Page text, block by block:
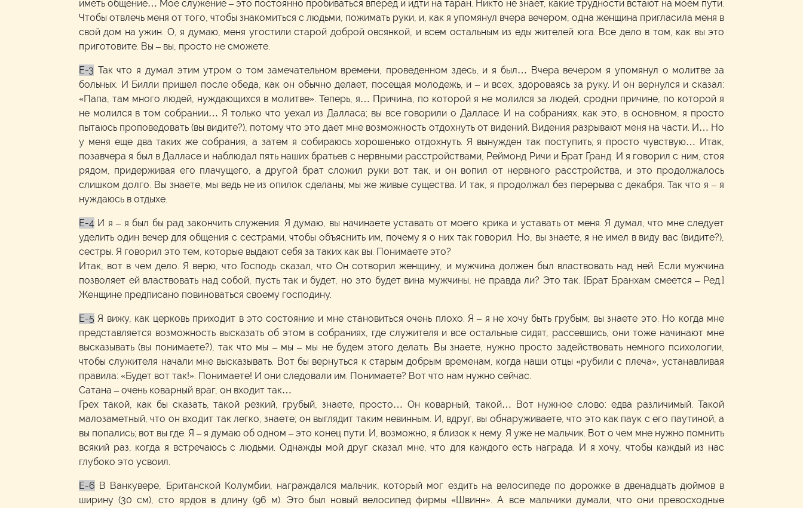
иметь общение… Мое служение – это постоянно пробиваться вперед и идти на таран. Никто не знает, какие трудности встают на моем пути.
Чтобы отвлечь меня от того, чтобы знакомиться с людьми, пожимать руки, и, как я упомянул вчера вечером, одна женщина пригласила меня в
свой дом на ужин. О, я думаю, меня угостили старой доброй овсянкой, и всем остальным из еды жителей юга. Все дело в том, как вы это
приготовите. Вы – вы, просто не сможете.
E-3 Так что я думал этим утром о том замечательном времени, проведенном здесь, и я был… Вчера вечером я упомянул о молитве за
больных. И Билли пришел после обеда, как он обычно делает, посещая молодежь, и – и всех, здороваясь за руку. И он вернулся и сказал:
«Папа, там много людей, нуждающихся в молитве». Теперь, я… Причина, по которой я не молился за людей, сродни причине, по которой я
не молился в том собрании… Я только что уехал из Далласа; вы все говорили о Далласе. И на собраниях, как это, в основном, я просто
пытаюсь проповедовать (вы видите?), потому что это дает мне возможность отдохнуть от видений. Видения разрывают меня на части. И… Но
у меня еще два таких же собрания, а затем я собираюсь хорошенько отдохнуть. Я вынужден так поступить; я просто чувствую… Итак,
позавчера я был в Далласе и наблюдал пять наших братьев с нервными расстройствами, Реймонд Ричи и Брат Гранд. И я говорил с ним, стоя
рядом, придерживая его плачущего, а другой брат сложил руки вот так, и он вопил от нервного расстройства, и это продолжалось
слишком долго. Вы знаете, мы ведь не из опилок сделаны; мы же живые существа. И так, я продолжал без перерыва с декабря. Так что я – я
нуждаюсь в отдыхе.
E-4 И я – я был бы рад закончить служения. Я думаю, вы начинаете уставать от моего крика и уставать от меня. Я думал, что мне следует
уделить один вечер для общения с сестрами, чтобы объяснить им, почему я о них так говорил. Но, вы знаете, я не имел в виду вас (видите?),
сестры. Я говорил это тем, которые выдают себя за таких как вы. Понимаете это?
Итак, вот в чем дело. Я верю, что Господь сказал, что Он сотворил женщину, и мужчина должен был властвовать над ней. Если мужчина
позволяет ей властвовать над собой, пусть так и будет, но это будет вина мужчины, не правда ли? Это так. [Брат Бранхам смеется – Ред.]
Женщине предписано повиноваться своему господину.
E-5 Я вижу, как церковь приходит в это состояние и мне становиться очень плохо. Я – я не хочу быть грубым; вы знаете это. Но когда мне
представляется возможность высказать об этом в собраниях, где служителя и все остальные сидят, рассевшись, они тоже начинают мне
высказывать (вы понимаете?), так что мы – мы – мы не будем этого делать. Вы знаете, нужно просто задействовать немного психологии,
чтобы служителя начали мне высказывать. Вот бы вернуться к старым добрым временам, когда наши отцы «рубили с плеча», устанавливая
правила: «Будет вот так!». Понимаете! И они следовали им. Понимаете? Вот что нам нужно сейчас.
Сатана – очень коварный враг, он входит так…
Грех такой, как бы сказать, такой резкий, грубый, знаете, просто… Он коварный, такой… Вот нужное слово: едва различимый. Такой
малозаметный, что он входит так легко, знаете; он выглядит таким невинным. И, вдруг, вы обнаруживаете, что это как паук с его паутиной, а
вы попались; вот вы где. Я – я думаю об одном – это конец пути. И, возможно, я близок к нему. Я уже не мальчик. Вот о чем мне нужно помнить
всякий раз, когда я встречаюсь с людьми. Однажды мой друг сказал мне, что для каждого есть награда. И я хочу, чтобы каждый из нас
глубоко это усвоил.
E-6 В Ванкувере, Британской Колумбии, награждался мальчик, который мог ездить на велосипеде по дорожке в двенадцать дюймов в
ширину (30 см), сто ярдов в длину (96 м). Это был новый велосипед фирмы «Швинн». А все мальчики думали, что они превосходные